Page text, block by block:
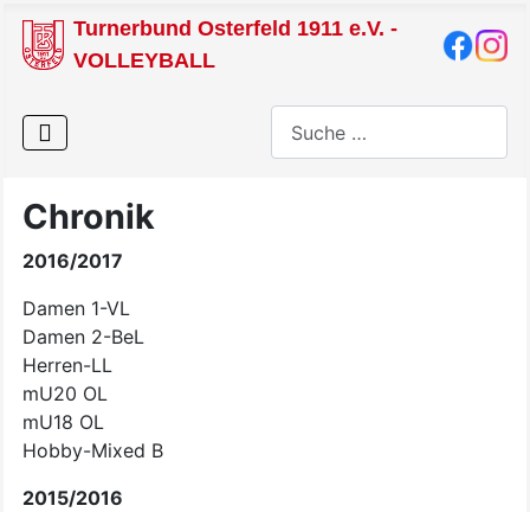
Turnerbund Osterfeld 1911 e.V. -
VOLLEYBALL
Chronik
2016/2017
Damen 1-VL
Damen 2-BeL
Herren-LL
mU20 OL
mU18 OL
Hobby-Mixed B
2015/2016